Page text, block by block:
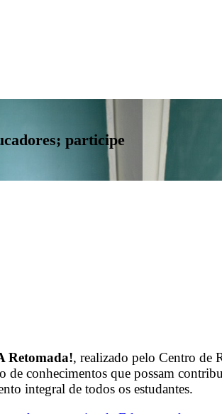
participe
Retomada!, realizado pelo Centro de
de conhecimentos que possam
integral de todos os estudantes.